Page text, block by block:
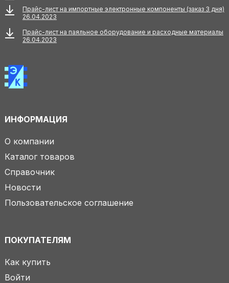
Прайс-лист на импортные электронные компоненты (заказ 3 дня)
26.04.2023
Прайс-лист на паяльное оборудование и расходные материалы
26.04.2023
ИНФОРМАЦИЯ
О компании
Каталог товаров
Справочник
Новости
Пользовательское соглашение
ПОКУПАТЕЛЯМ
Как купить
Войти